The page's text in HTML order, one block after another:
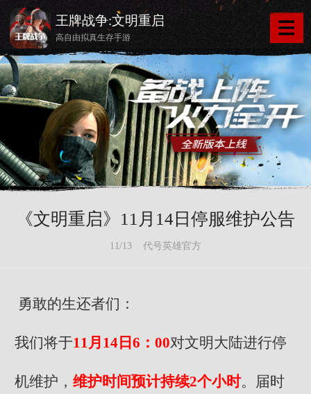
王牌战争:文明重启
高自由拟真生存手游
《文明重启》11月14日停服维护公告
11/13 代号英雄官方
勇敢的生还者们：
我们将于11月14日6：00对文明大陆进行停
机维护， 维护时间预计持续2个小时。届时